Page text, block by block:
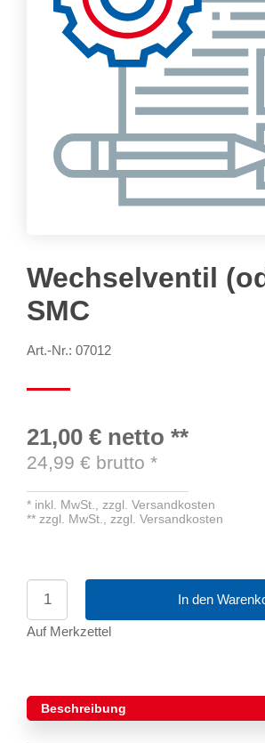
Wechselventil
SMC
Art.-Nr.: 07012
21,00 € netto **
24,99 € brutto *
* inkl. MwSt., zzgl. Versandkosten
** zzgl. MwSt., zzgl. Versandkosten
In den
Auf Merkzettel
Beschreibung